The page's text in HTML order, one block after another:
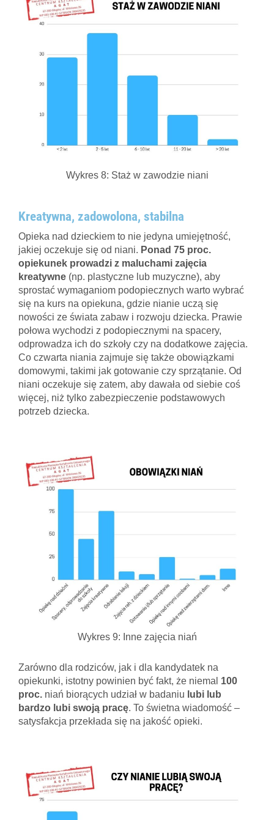
Wykres 8: Staż w zawodzie niani
Kreatywna, zadowolona, stabilna
Opieka nad dzieckiem to nie jedyna umiejętność,
jakiej oczekuje się od niani. Ponad 75 proc.
opiekunek prowadzi z maluchami zajęcia
kreatywne (np. plastyczne lub muzyczne), aby
sprostać wymaganiom podopiecznych warto wybrać
się na kurs na opiekuna, gdzie nianie uczą się
nowości ze świata zabaw i rozwoju dziecka. Prawie
połowa wychodzi z podopiecznymi na spacery,
odprowadza ich do szkoły czy na dodatkowe zajęcia.
Co czwarta niania zajmuje się także obowiązkami
domowymi, takimi jak gotowanie czy sprzątanie. Od
niani oczekuje się zatem, aby dawała od siebie coś
więcej, niż tylko zabezpieczenie podstawowych
potrzeb dziecka.
Wykres 9: Inne zajęcia niań
Zarówno dla rodziców, jak i dla kandydatek na
opiekunki, istotny powinien być fakt, że niemal 100
proc. niań biorących udział w badaniu lubi lub
bardzo lubi swoją pracę. To świetna wiadomość –
satysfakcja przekłada się na jakość opieki.